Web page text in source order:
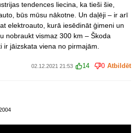
tendences liecina, ka tieši šie,
būs mūsu nākotne. Un daļēji – ir arī
elektroauto, kurā iesēdināt ģimeni un
nobraukt vismaz 300 km – Škoda
jāizskata viena no pirmajām.
02.12.2021 21:53 14 0 Atbildēt